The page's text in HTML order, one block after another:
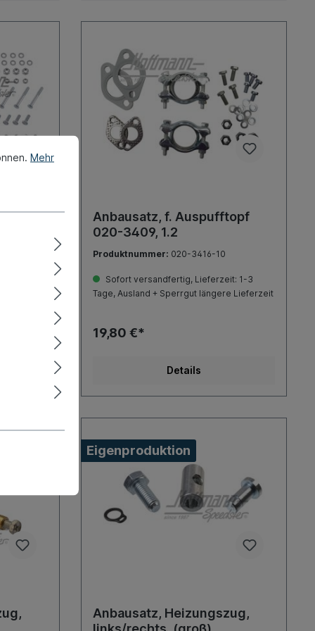
Anbausatz, f. Auspufftopf
020-3409, 1.2
Produktnummer: 020-3416-10
Sofort versandfertig, Lieferzeit: 1-3
Tage, Ausland + Sperrgut längere Lieferzeit
19,80 €*
Details
Eigenproduktion
Anbausatz, Heizungszug,
Mehr